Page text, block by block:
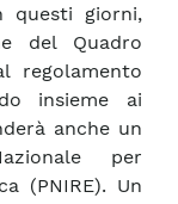
questi giorni,
del Quadro
regolamento
insieme ai
anche un
per
(PNIRE). Un